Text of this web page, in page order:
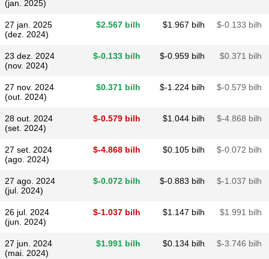
(jan. 2025)
27 jan. 2025
(dez. 2024)
$​2.567 bilh $​1.967 bilh $​-0.133 bilh
23 dez. 2024
(nov. 2024)
$​-0.133 bilh $​-0.959 bilh $​0.371 bilh
27 nov. 2024
(out. 2024)
$​0.371 bilh $​-1.224 bilh $​-0.579 bilh
28 out. 2024
(set. 2024)
$​-0.579 bilh $​1.044 bilh $​-4.868 bilh
27 set. 2024
(ago. 2024)
$​-4.868 bilh $​0.105 bilh $​-0.072 bilh
27 ago. 2024
(jul. 2024)
$​-0.072 bilh $​-0.883 bilh $​-1.037 bilh
26 jul. 2024
(jun. 2024)
$​-1.037 bilh $​1.147 bilh $​1.991 bilh
27 jun. 2024
(mai. 2024)
$​1.991 bilh $​0.134 bilh $​-3.746 bilh